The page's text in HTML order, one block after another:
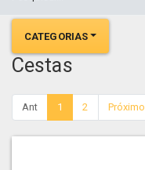
CATEGORIAS
Cestas
Ant 1 2 Próximo